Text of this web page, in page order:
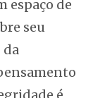
espaço de
seu
da
é